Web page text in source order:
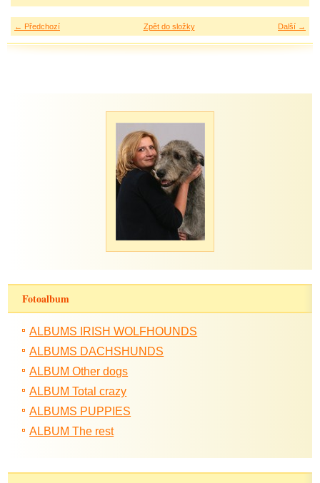
← Předchozí Další →
Zpět do složky
Fotoalbum
ALBUMS IRISH WOLFHOUNDS
ALBUMS DACHSHUNDS
ALBUM Other dogs
ALBUM Total crazy
ALBUMS PUPPIES
ALBUM The rest